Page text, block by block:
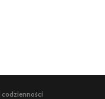
codzienności